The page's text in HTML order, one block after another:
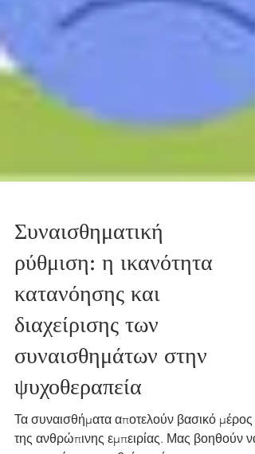
Συναισθηματική
ρύθμιση: η ικανότητα
κατανόησης και
διαχείρισης των